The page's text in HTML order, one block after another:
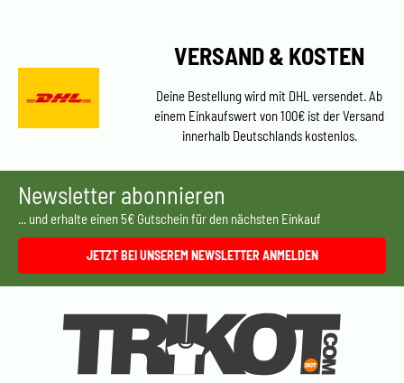
VERSAND & KOSTEN
Deine Bestellung wird mit DHL versendet. Ab
einem Einkaufswert von 100€ ist der Versand
innerhalb Deutschlands kostenlos.
Newsletter abonnieren
... und erhalte einen 5€ Gutschein für den nächsten Einkauf
JETZT BEI UNSEREM NEWSLETTER ANMELDEN